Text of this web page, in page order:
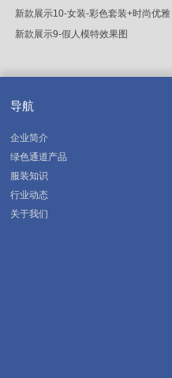
新款展示10-女装-彩色套装+时尚优雅
新款展示9-假人模特效果图
导航
企业简介
绿色通道产品
服装知识
行业动态
关于我们